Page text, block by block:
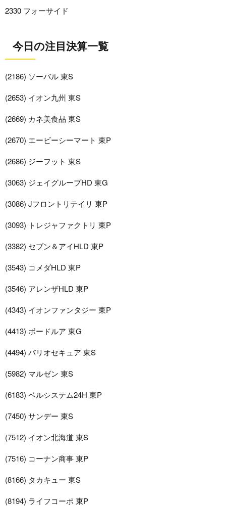
2330 フォーサイド
今日の注目決算一覧
(2186) ソーバル 東S
(2653) イオン九州 東S
(2669) カネ美食品 東S
(2670) エービーシーマート 東P
(2686) ジーフット 東S
(3063) ジェイグループHD 東G
(3086) Jフロントリテイリ 東P
(3093) トレジャファクトリ 東P
(3382) セブン＆アイHLD 東P
(3543) コメダHLD 東P
(3546) アレンザHLD 東P
(4343) イオンファンタジー 東P
(4413) ボードルア 東G
(4494) バリオセキュア 東S
(5982) マルゼン 東S
(6183) ベルシステム24H 東P
(7450) サンデー 東S
(7512) イオン北海道 東S
(7516) コーナン商事 東P
(8166) タカキュー 東S
(8194) ライフコーポ 東P